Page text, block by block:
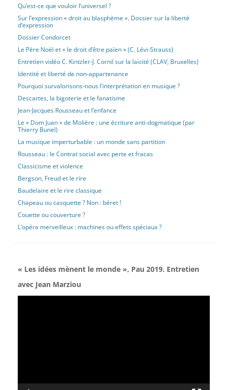
Qu’est-ce que vouloir l’universel ?
Sur l’expression « droit au blasphème ». Dossier sur la liberté
d’expression
Dossier Condorcet
Le Père Noël et « le droit d’être païen » (C. Lévi-Strauss)
Entretien vidéo C. Kintzler-J. Cornil sur la laïcité (CLAV, Bruxelles)
Identité et liberté de non-appartenance
Pourquoi survalorisons-nous l’interprétation en musique ?
Descartes, la bigoterie et le fanatisme
Jean-Jacques Rousseau et l’enfance
Le « Dom Juan » de Molière : une écriture anti-dogmatique (par
Thierry Bunel)
La musique imperturbable : un monde sans partition
Rousseau : le Contrat social avec perte et fracas
Classicisme et violence
Bergson, Freud et le rire
Baudelaire et le rire classique
Chapeau ou casquette ? Non : béret !
Couette ou couverture ?
L’opéra merveilleux : machines ou effets spéciaux ?
« Les idées mènent le monde », Pau 2019. Entretien
avec Jean Marziou
Lecteur